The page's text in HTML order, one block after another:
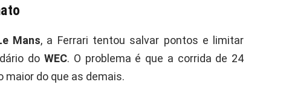
Mans, a Ferrari tentou salvar pontos e limitar
do WEC. O problema é que a corrida de 24
do que as demais.